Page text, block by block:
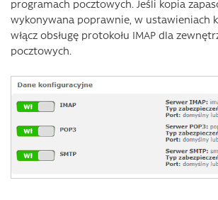
programach pocztowych. Jeśli kopia
wykonywana poprawnie, w ustawieniach
włącz obsługę protokołu IMAP dla
pocztowych.